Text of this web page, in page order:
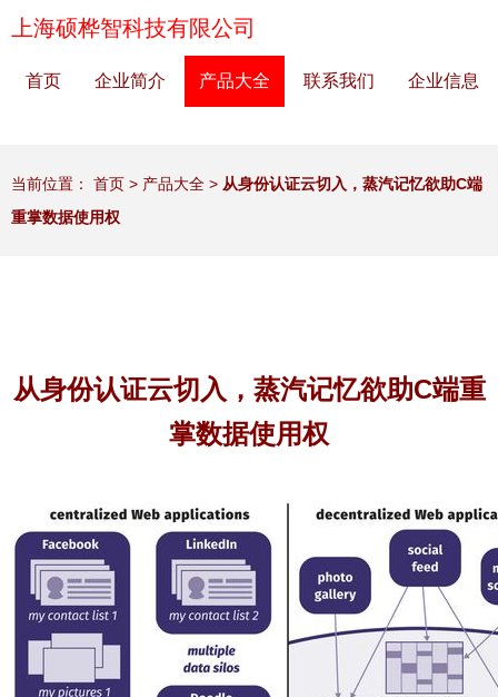
上海硕桦智科技有限公司
首页 企业简介 产品大全 联系我们 企业信息
当前位置： 首页 > 产品大全 > 从身份认证云切入，蒸汽记忆欲助C端
重掌数据使用权
从身份认证云切入，蒸汽记忆欲助C端重
掌数据使用权